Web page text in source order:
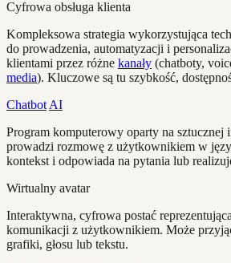
Cyfrowa obsługa klienta
Kompleksowa strategia wykorzystująca
do prowadzenia, automatyzacji i
klientami przez różne kanały (chatboty,
media). Kluczowe są tu szybkość,
Chatbot AI
Program komputerowy oparty na sztucznej
prowadzi rozmowę z użytkownikiem w
kontekst i odpowiada na pytania lub
Wirtualny avatar
Interaktywna, cyfrowa postać
komunikacji z użytkownikiem. Może
grafiki, głosu lub tekstu.